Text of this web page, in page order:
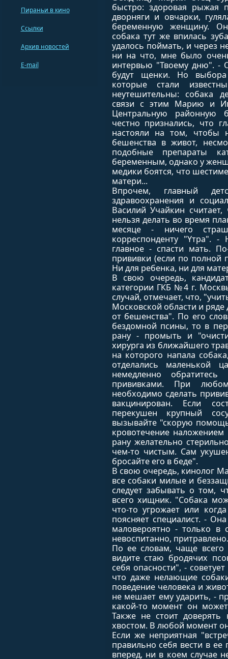
быстро: здоровая рыжая
дворняги и овчарки,
беременную женщину.
собака тут же впилась
удалось поймать, и через
ни на что, мне было
интервью "Твоему дню". -
будут щенки. Но выбора
которые стали
неутешительны: собака
связи с этим Марию и
Центральную районную
честно признались, что
настояли на том, чтобы
бешенства в живот,
подобные препараты
беременным, однако у
медики боятся, что
матери...
Впрочем, главный
здравоохранения и
Василий Учайкин
нельзя делать во время
месяце - ничего
корреспонденту "Yтра".
главное - спасти мать.
прививки (если по полной
Ни для ребенка, ни для
В свою очередь,
категории ГКБ №4 г.
случай, отмечает, что,
Московской области и ряде
от бешенства". По его
бездомной псины, то в
рану - промыть и
хирурга из ближайшего
на которого напала
отделались маленькой
немедленно
прививками. При
необходимо сделать
вакцинирован. Если
перекушен крупный
вызывайте "скорую
кровотечение
рану желательно
чем-то чистым. Сам
бросайте его в беде".
В свою очередь, кинолог
все собаки милые и
следует забывать о том,
всего хищник. "Собака
что-то угрожает или
поясняет специалист. -
маловероятно - только в
невоспитанно,
По ее словам, чаще всего
видите стаю бродячих
себя опасности", -
что даже нелающие
поведение человека и
не мешает ему ударить, -
какой-то момент он
Также не стоит доверять
хвостом. В любой момент
Если же неприятная
правильно себя вести в ее
вперед, ни в коем случае
Пираньи в кино
Ссылки
Архив новостей
E-mail